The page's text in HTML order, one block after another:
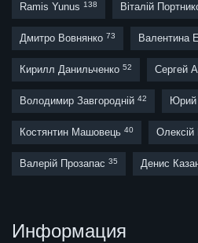
Ramis Yunus 138 Віталій
Дмитро Вовнянко 73 Валентина
Кирилл Данильченко 52 Сергей
Володимир Завгородній 42 Юрий
Костянтин Машовець 40 Олексій
Валерій Прозапас 35 Денис
Информация